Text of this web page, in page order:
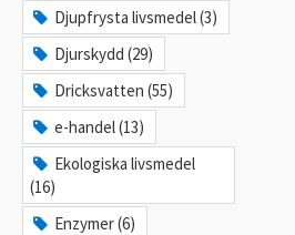
Djupfrysta livsmedel (3)
Djurskydd (29)
Dricksvatten (55)
e-handel (13)
Ekologiska livsmedel
(16)
Enzymer (6)